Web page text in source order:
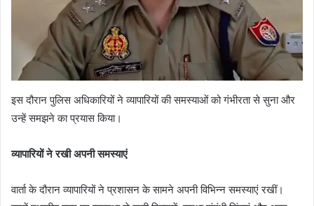
इस दौरान पुलिस अधिकारियों ने व्यापारियों की समस्याओं को गंभीरता से सुना और
उन्हें समझने का प्रयास किया।
व्यापारियों ने रखी अपनी समस्याएं
वार्ता के दौरान व्यापारियों ने प्रशासन के सामने अपनी विभिन्न समस्याएं रखीं।